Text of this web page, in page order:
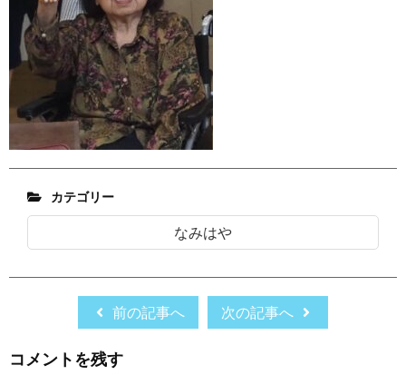
カテゴリー
なみはや
前の記事へ 次の記事へ
コメントを残す